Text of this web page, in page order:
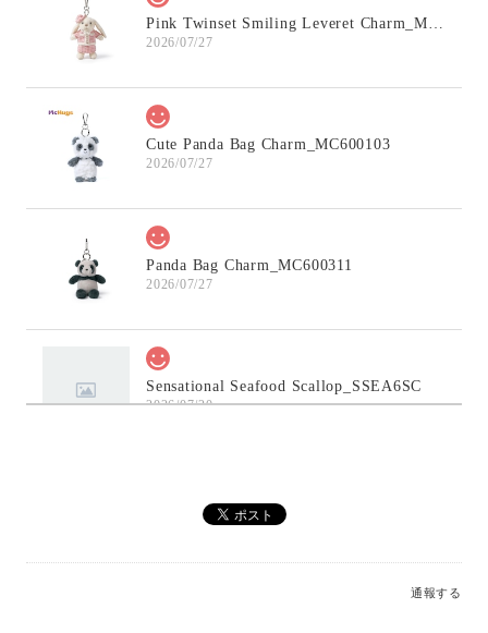
Pink Twinset Smiling Leveret Charm_MC600145
2026/07/27
Cute Panda Bag Charm_MC600103
2026/07/27
Panda Bag Charm_MC600311
2026/07/27
Sensational Seafood Scallop_SSEA6SC
2026/07/20
2026/07/12
通報する